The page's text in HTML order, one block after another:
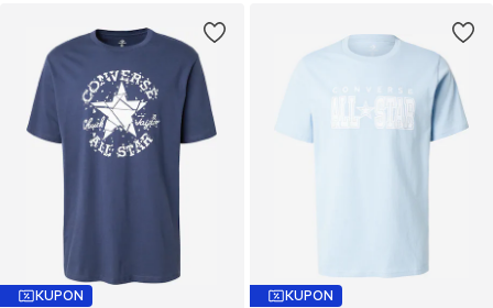
KUPON KUPON